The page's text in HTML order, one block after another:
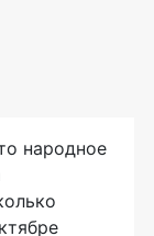
народное